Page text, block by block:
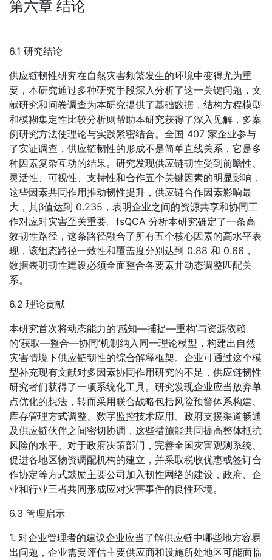
第六章 结论
6.1 研究结论
供应链韧性研究在自然灾害频繁发生的环境中变得尤为重
要，本研究通过多种研究手段深入分析了这一关键问题，文
献研究和问卷调查为本研究提供了基础数据，结构方程模型
和模糊集定性比较分析则帮助本研究获得了深入见解，多案
例研究方法使理论与实践紧密结合。全国 407 家企业参与
了实证调查，供应链韧性的形成不是简单直线关系，它是多
种因素复杂互动的结果。研究发现供应链韧性受到前瞻性、
灵活性、可视性、支持性和合作五个关键因素的明显影响，
这些因素共同作用推动韧性提升，供应链合作因素影响最
大，其β值达到 0.235，表明企业之间的资源共享和协同工
作对应对灾害至关重要。fsQCA 分析本研究确定了一条高
效韧性路径，这条路径融合了所有五个核心因素的高水平表
现，该组态路径一致性和覆盖度分别达到 0.88 和 0.66，
数据表明韧性建设必须全面整合各要素并动态调整匹配关
系。
6.2 理论贡献
本研究首次将动态能力的‘感知—捕捉—重构’与资源依赖
的‘获取—整合—协同’机制纳入同一理论模型，构建出自然
灾害情境下供应链韧性的综合解释框架。企业可通过这个模
型补充现有文献对多因素协同作用研究的不足，供应链韧性
研究者们获得了一项系统化工具。研究发现企业应当放弃单
点优化的想法，转而采用联合战略包括风险预警体系构建、
库存管理方式调整、数字监控技术应用、政府支援渠道畅通
及供应链伙伴之间密切协调，这些措施能共同提高整体抵抗
风险的水平。对于政府决策部门，完善全国灾害观测系统、
促进各地区物资调配机构的建立，并采取税收优惠或签订合
作协定等方式鼓励主要公司加入韧性网络的建设，政府、企
业和行业三者共同形成应对灾害事件的良性环境。
6.3 管理启示
1. 对企业管理者的建议企业应当了解供应链中哪些地方容易
出问题，企业需要评估主要供应商和设施所处地区可能面临